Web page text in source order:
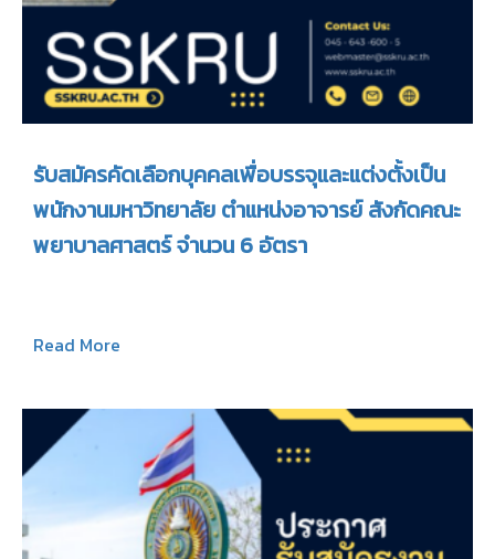
รับสมัครคัดเลือกบุคคลเพื่อบรรจุและแต่งตั้งเป็น
พนักงานมหาวิทยาลัย ตำแหน่งอาจารย์ สังกัดคณะ
พยาบาลศาสตร์ จำนวน 6 อัตรา
Read More